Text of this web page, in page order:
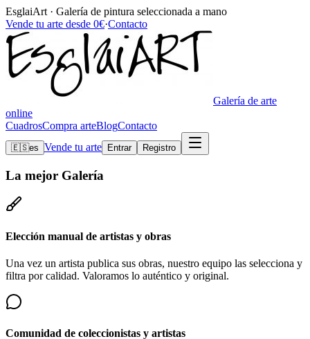
EsglaiArt · Galería de pintura seleccionada a mano
Vende tu arte desde 0€·Contacto
Galería de arte
online
CuadrosCompra arteBlogContacto
🇪🇸es Vende tu arte Entrar Registro
La mejor Galería
Elección manual de artistas y obras
Una vez un artista publica sus obras, nuestro equipo las selecciona y
filtra por calidad. Valoramos lo auténtico y original.
Comunidad de coleccionistas y artistas